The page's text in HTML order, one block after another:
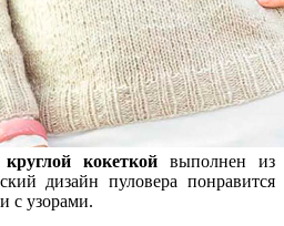
кокеткой выполнен из
дизайн пуловера понравится
с узорами.